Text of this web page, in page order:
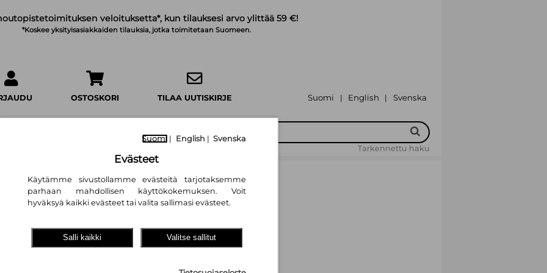
veloituksetta*, kun tilauksesi arvo ylittää 59 €!
*Koskee yksityisasiakkaiden tilauksia, jotka toimitetaan Suomeen.
OSTOSKORI TILAA UUTISKIRJE Suomi | English | Svenska
Tarkennettu haku
Neljäskin katoaa
Eeva Klingberg
22,10 €
Suomi | English | Svenska
Evästeet
Käytämme sivustollamme evästeitä tarjotaksemme
parhaan mahdollisen käyttökokemuksen. Voit
hyväksyä kaikki evästeet tai valita sallimasi evästeet.
Salli kaikki Valitse sallitut